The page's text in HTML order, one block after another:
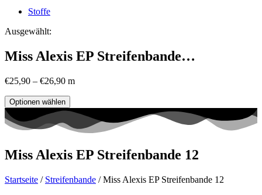
Stoffe
Ausgewählt:
Miss Alexis EP Streifenbande…
€25,90 – €26,90 m
Optionen wählen
Miss Alexis EP Streifenbande 12
Startseite / Streifenbande / Miss Alexis EP Streifenbande 12